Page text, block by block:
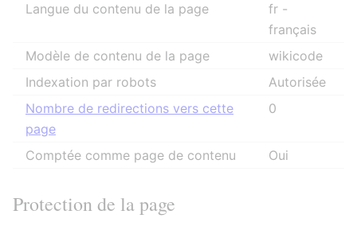
Langue du contenu de la page
fr -
français
Modèle de contenu de la page
wikicode
Indexation par robots
Autorisée
Nombre de redirections vers cette
page
0
Comptée comme page de contenu Oui
Protection de la page